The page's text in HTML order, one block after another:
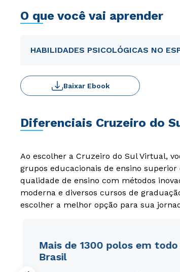
O que você vai aprender
HABILIDADES PSICOLÓGICAS NO
Baixar Ebook
Diferenciais Cruzeiro do
Ao escolher a Cruzeiro do Sul Virtual,
grupos educacionais de ensino
qualidade de ensino com métodos
moderna e diversos cursos de
escolher a melhor opção para sua
Mais de 1300 polos em todo
Brasil